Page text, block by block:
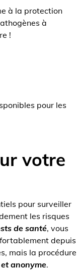
à la protection
à
!
pour les
votre
pour surveiller
les risques
de santé, vous
depuis
mais la procédure
anonyme.